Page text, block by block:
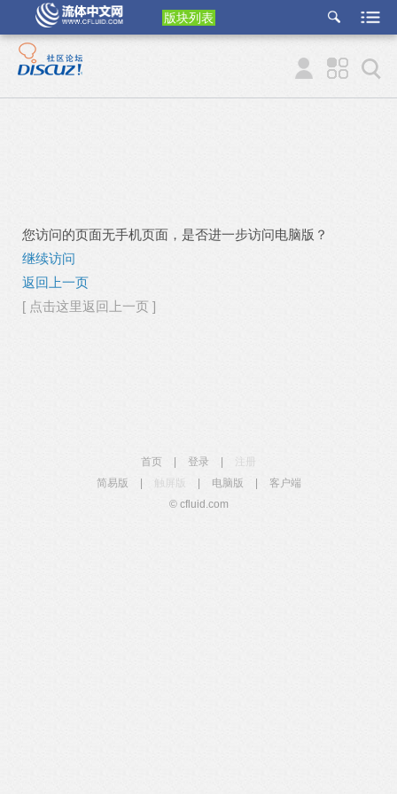
版块列表
etu
p
您访问的页面无手机页面，是否进一步访问电脑版？
继续访问
返回上一页
[ 点击这里返回上一页 ]
首页 登录
简易版
触屏版 电脑版
客户端
© cfluid.com